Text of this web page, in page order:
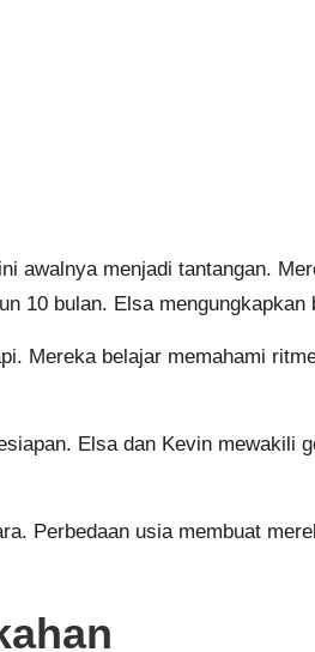
awalnya menjadi tantangan.
10 bulan. Elsa
Mereka belajar memahami
Elsa dan Kevin mewakili
Perbedaan usia membuat